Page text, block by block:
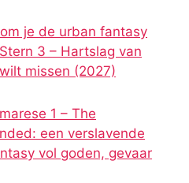
je de urban fantasy
3 – Hartslag van
missen (2027)
1 – The
een verslavende
vol goden, gevaar